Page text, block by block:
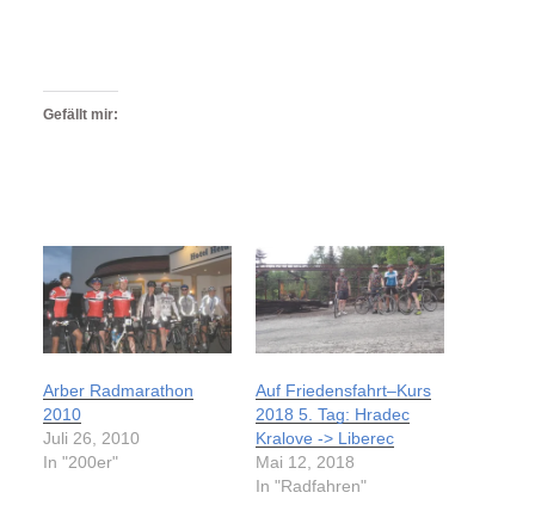
Gefällt mir:
Arber Radmarathon
2010
Juli 26, 2010
In "200er"
Auf Friedensfahrt–Kurs
2018 5. Tag: Hradec
Kralove -> Liberec
Mai 12, 2018
In "Radfahren"